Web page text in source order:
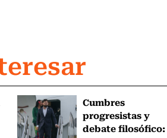
Cumbres
progresistas y
debate filosófico: